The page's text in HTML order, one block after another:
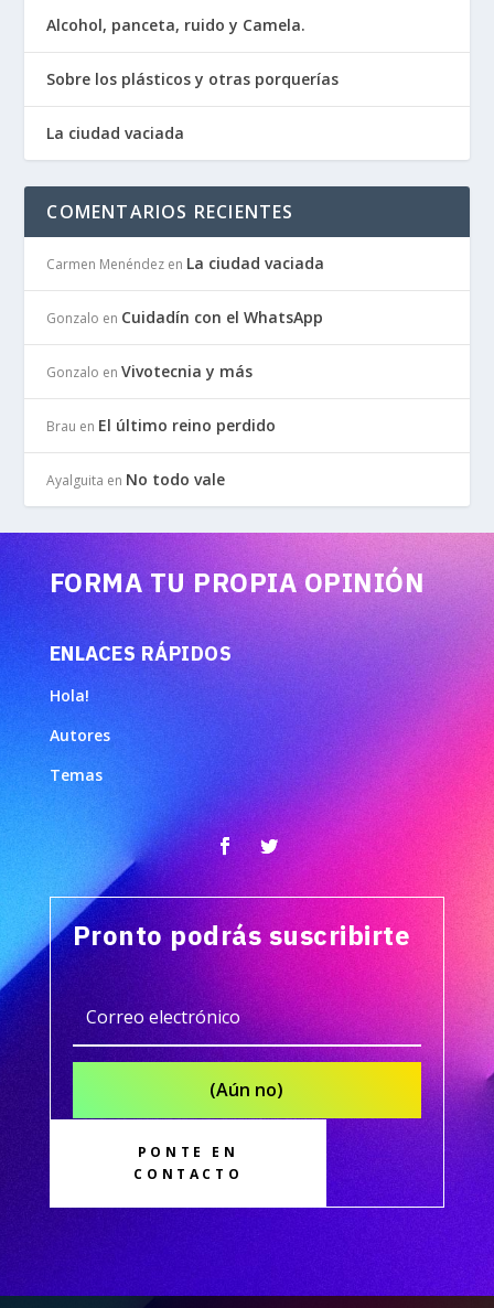
Alcohol, panceta, ruido y Camela.
Sobre los plásticos y otras porquerías
La ciudad vaciada
COMENTARIOS RECIENTES
Carmen Menéndez en La ciudad vaciada
Gonzalo en Cuidadín con el WhatsApp
Gonzalo enVivotecnia y más
Brau en El último reino perdido
Ayalguita en No todo vale
FORMA TU PROPIA OPINIÓN
ENLACES RÁPIDOS
Hola!
Autores
Temas
Pronto podrás suscribirte
(Aún no)
PONTE EN
CONTACTO